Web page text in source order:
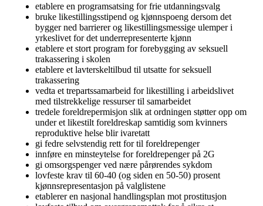
etablere en programsatsing for frie utdanningsvalg
bruke likestillingsstipend og kjønnspoeng dersom det
bygger ned barrierer og likestillingsmessige ulemper i
yrkeslivet for det underrepresenterte kjønn
etablere et stort program for forebygging av seksuell
trakassering i skolen
etablere et lavterskeltilbud til utsatte for seksuell
trakassering
vedta et trepartssamarbeid for likestilling i arbeidslivet
med tilstrekkelige ressurser til samarbeidet
tredele foreldrepermisjon slik at ordningen støtter opp om
under et likestilt foreldreskap samtidig som kvinners
reproduktive helse blir ivaretatt
gi fedre selvstendig rett for til foreldrepenger
innføre en minsteytelse for foreldrepenger på 2G
gi omsorgspenger ved nære pårørendes sykdom
lovfeste krav til 60-40 (og siden en 50-50) prosent
kjønnsrepresentasjon på valglistene
etablerer en nasjonal handlingsplan mot prostitusjon